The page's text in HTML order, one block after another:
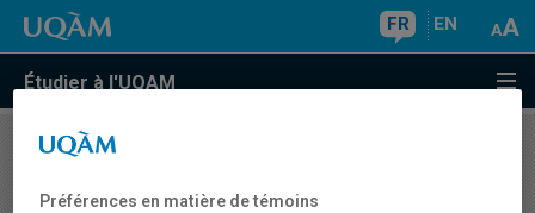
FR EN
Étudier à l'UQAM
COURS//
Préférences en matière de témoins